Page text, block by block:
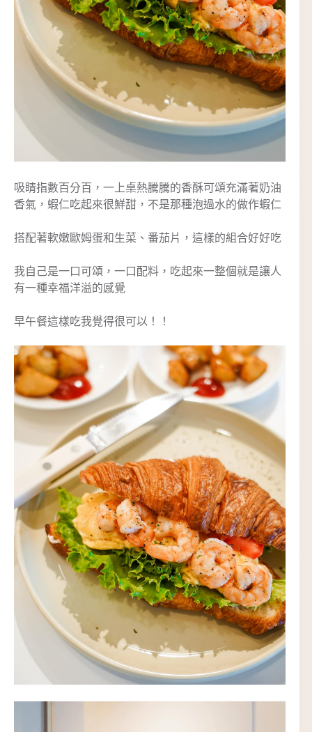
吸睛指數百分百，一上桌熱騰騰的香酥可頌充滿著奶油
香氣，蝦仁吃起來很鮮甜，不是那種泡過水的做作蝦仁
搭配著軟嫩歐姆蛋和生菜、番茄片，這樣的組合好好吃
我自己是一口可頌，一口配料，吃起來一整個就是讓人
有一種幸福洋溢的感覺
早午餐這樣吃我覺得很可以！！